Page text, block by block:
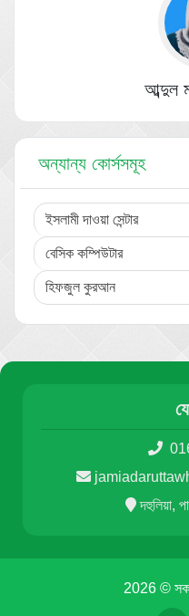
আব্দুল
অন্যান্য কোর্সসমূহ
ইসলামী দাওয়া সেন্টার
বেসিক কম্পিউটার
হিফজুল কুরআন
দহুলিয়া,
2026 © সকল